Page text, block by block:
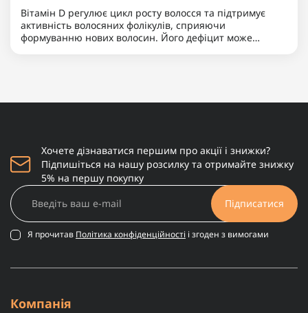
Вітамін D регулює цикл росту волосся та підтримує
активність волосяних фолікулів, сприяючи
формуванню нових волосин. Його дефіцит може
Хочете дізнаватися першим про акції і знижки?
Підпишіться на нашу розсилку та отримайте знижку
5% на першу покупку
Підписатися
Я прочитав Політика конфіденційності і згоден з вимогами
Компанія